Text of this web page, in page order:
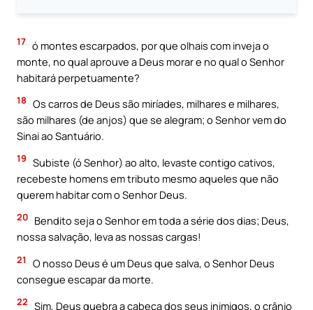
17 ó montes escarpados, por que olhais com inveja o
monte, no qual aprouve a Deus morar e no qual o Senhor
habitará perpetuamente?
18 Os carros de Deus são miríades, milhares e milhares,
são milhares (de anjos) que se alegram; o Senhor vem do
Sinai ao Santuário.
19 Subiste (ó Senhor) ao alto, levaste contigo cativos,
recebeste homens em tributo mesmo aqueles que não
querem habitar com o Senhor Deus.
20 Bendito seja o Senhor em toda a série dos dias; Deus,
nossa salvação, leva as nossas cargas!
21
O nosso Deus é um Deus que salva, o Senhor Deus
consegue escapar da morte.
22 Sim, Deus quebra a cabeça dos seus inimigos, o crânio